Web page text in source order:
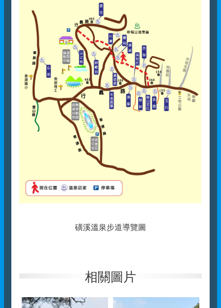
磺溪溫泉步道導覽圖
相關圖片